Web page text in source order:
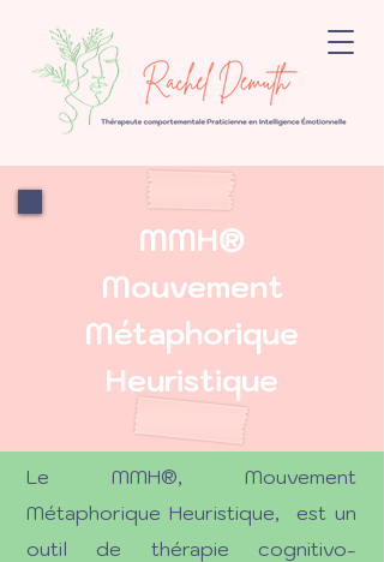
MMH®
Mouvement
Métaphorique
Heuristique
Le MMH®, Mouvement
Métaphorique Heuristique,
est un
outil de thérapie cognitivo-